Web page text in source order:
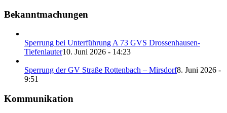
Bekanntmachungen
Sperrung bei Unterführung A 73 GVS Drossenhausen-
Tiefenlauter10. Juni 2026 - 14:23
Sperrung der GV Straße Rottenbach – Mirsdorf8. Juni 2026 -
9:51
Kommunikation